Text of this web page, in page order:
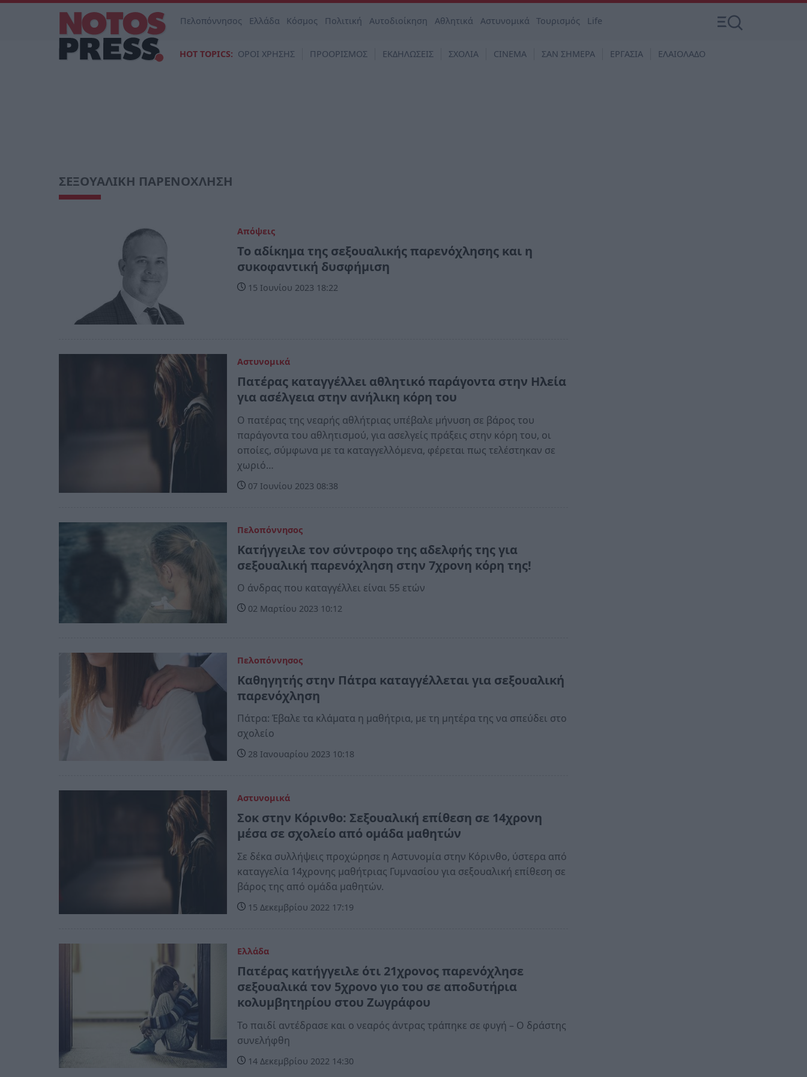
Πελοπόννησος Ελλάδα Κόσμος Πολιτική Αυτοδιοίκηση Αθλητικά Αστυνομικά Τουρισμός Life
HOT TOPICS: ΟΡΟΙ ΧΡΗΣΗΣ ΠΡΟΟΡΙΣΜΟΣ ΕΚΔΗΛΩΣΕΙΣ ΣΧΟΛΙΑ CINEMA ΣΑΝ ΣΗΜΕΡΑ ΕΡΓΑΣΙΑ ΕΛΑΙΟΛΑΔΟ
ΣΕΞΟΥΑΛΙΚΗ ΠΑΡΕΝΟΧΛΗΣΗ
Απόψεις
Το αδίκημα της σεξουαλικής παρενόχλησης και η
συκοφαντική δυσφήμιση
15 Ιουνίου 2023 18:22
Αστυνομικά
Πατέρας καταγγέλλει αθλητικό παράγοντα στην Ηλεία
για ασέλγεια στην ανήλικη κόρη του
Ο πατέρας της νεαρής αθλήτριας υπέβαλε μήνυση σε βάρος του
παράγοντα του αθλητισμού, για ασελγείς πράξεις στην κόρη του, οι
οποίες, σύμφωνα με τα καταγγελλόμενα, φέρεται πως τελέστηκαν σε
χωριό…
07 Ιουνίου 2023 08:38
Πελοπόννησος
Κατήγγειλε τον σύντροφο της αδελφής της για
σεξουαλική παρενόχληση στην 7χρονη κόρη της!
Ο άνδρας που καταγγέλλει είναι 55 ετών
02 Μαρτίου 2023 10:12
Πελοπόννησος
Καθηγητής στην Πάτρα καταγγέλλεται για σεξουαλική
παρενόχληση
Πάτρα: Έβαλε τα κλάματα η μαθήτρια, με τη μητέρα της να σπεύδει στο
σχολείο
28 Ιανουαρίου 2023 10:18
Αστυνομικά
Σοκ στην Κόρινθο: Σεξουαλική επίθεση σε 14χρονη
μέσα σε σχολείο από ομάδα μαθητών
Σε δέκα συλλήψεις προχώρησε η Αστυνομία στην Κόρινθο, ύστερα από
καταγγελία 14χρονης μαθήτριας Γυμνασίου για σεξουαλική επίθεση σε
βάρος της από ομάδα μαθητών.
15 Δεκεμβρίου 2022 17:19
Ελλάδα
Πατέρας κατήγγειλε ότι 21χρονος παρενόχλησε
σεξουαλικά τον 5χρονο γιο του σε αποδυτήρια
κολυμβητηρίου στου Ζωγράφου
Το παιδί αντέδρασε και ο νεαρός άντρας τράπηκε σε φυγή – Ο δράστης
συνελήφθη
14 Δεκεμβρίου 2022 14:30